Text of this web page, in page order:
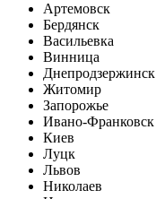
Артемовск
Бердянск
Васильевка
Винница
Днепродзержинск
Житомир
Запорожье
Ивано-Франковск
Киев
Луцк
Львов
Николаев